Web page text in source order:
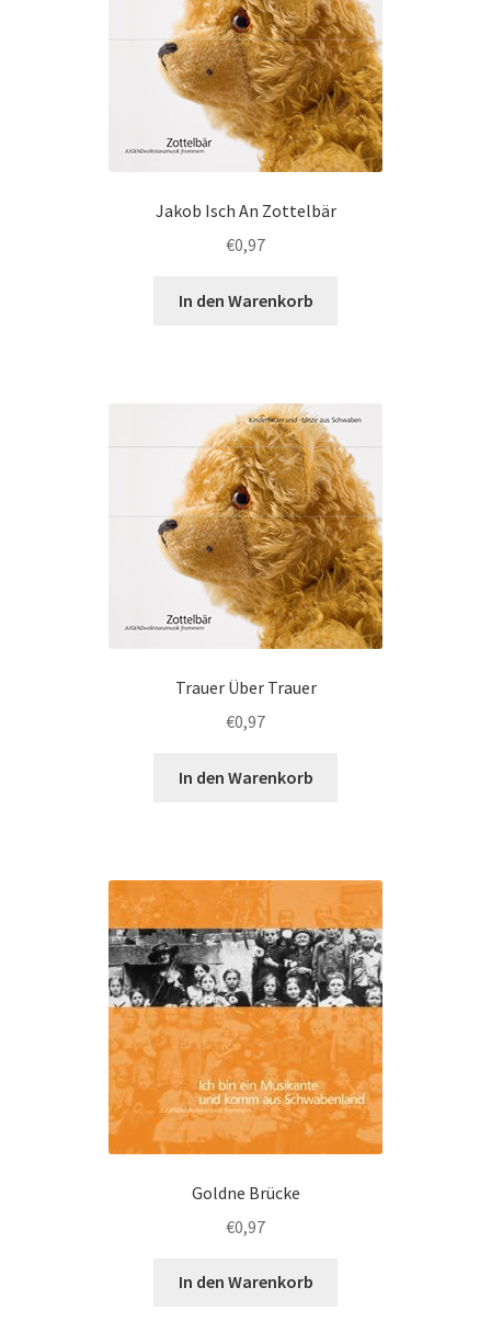
Jakob Isch An Zottelbär
€0,97
In den Warenkorb
Trauer Über Trauer
€0,97
In den Warenkorb
Goldne Brücke
€0,97
In den Warenkorb